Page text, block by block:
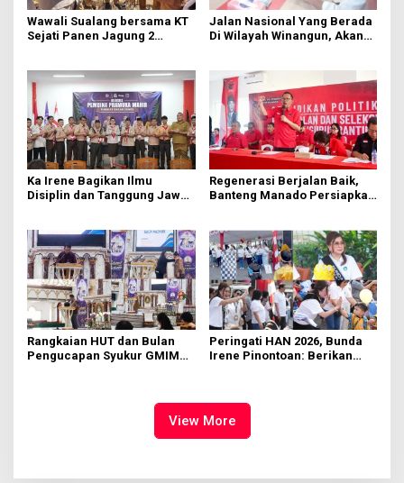
Wawali Sualang bersama KT
Sejati Panen Jagung 2
Jalan Nasional Yang Berada
Di Wilayah Winangun, Akan
Ka Irene Bagikan Ilmu
Disiplin dan Tanggung Jawab
Regenerasi Berjalan Baik,
Banteng Manado Persiapkan
Rangkaian HUT dan Bulan
Pengucapan Syukur GMIM
Peringati HAN 2026, Bunda
Irene Pinontoan: Berikan
View More